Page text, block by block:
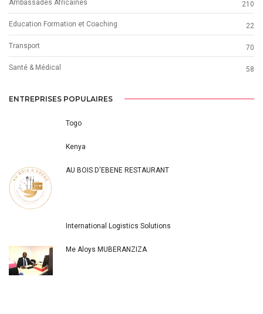
Ambassades Africaines 210
Education Formation et Coaching 22
Transport 70
Santé & Médical 58
ENTREPRISES POPULAIRES
Togo
Kenya
AU BOIS D'EBENE RESTAURANT
International Logistics Solutions
Me Aloys MUBERANZIZA